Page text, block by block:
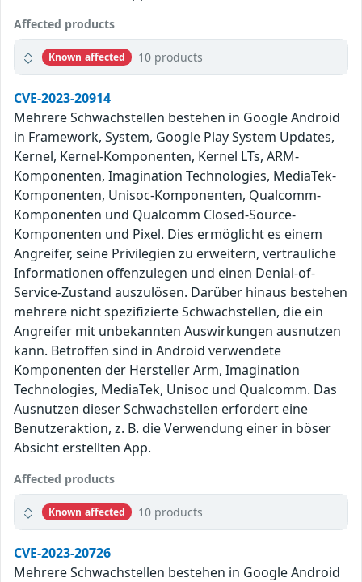
Affected products
Known affected 10 products
CVE-2023-20914
Mehrere Schwachstellen bestehen in Google Android
in Framework, System, Google Play System Updates,
Kernel, Kernel-Komponenten, Kernel LTs, ARM-
Komponenten, Imagination Technologies, MediaTek-
Komponenten, Unisoc-Komponenten, Qualcomm-
Komponenten und Qualcomm Closed-Source-
Komponenten und Pixel. Dies ermöglicht es einem
Angreifer, seine Privilegien zu erweitern, vertrauliche
Informationen offenzulegen und einen Denial-of-
Service-Zustand auszulösen. Darüber hinaus bestehen
mehrere nicht spezifizierte Schwachstellen, die ein
Angreifer mit unbekannten Auswirkungen ausnutzen
kann. Betroffen sind in Android verwendete
Komponenten der Hersteller Arm, Imagination
Technologies, MediaTek, Unisoc und Qualcomm. Das
Ausnutzen dieser Schwachstellen erfordert eine
Benutzeraktion, z. B. die Verwendung einer in böser
Absicht erstellten App.
Affected products
Known affected 10 products
CVE-2023-20726
Mehrere Schwachstellen bestehen in Google Android